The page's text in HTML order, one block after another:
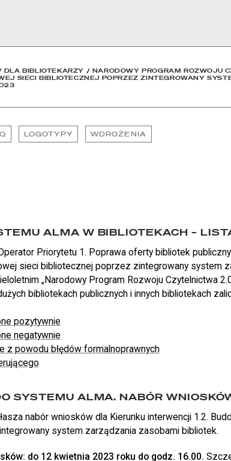
DLA BIBLIOTEKARZY / NARODOWY PROGRAM ROZWOJU
SIECI BIBLIOTECZNEJ POPRZEZ ZINTEGROWANY
LOGOTYPY WDROŻENIA
ALMA W BIBLIOTEKACH –
Priorytetu 1. Poprawa oferty bibliotek
sieci bibliotecznej poprzez zintegrowany system
„Narodowy Program Rozwoju Czytelnictwa
bibliotekach publicznych i innych bibliotekach
pozytywnie
negatywnie
z powodu błędów formalnoprawnych
SYSTEMU ALMA. NABÓR
nabór wniosków dla Kierunku interwencji 1.2.
system zarządzania zasobami bibliotek.
do 12 kwietnia 2023 roku do godz. 16.00.